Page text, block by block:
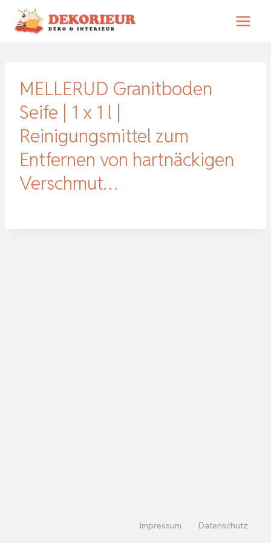
Zum
Inhalt
MELLERUD Granitboden
Seife | 1 x 1 l |
Reinigungsmittel zum
Entfernen von hartnäckigen
Verschmut…
Impressum Datenschutz